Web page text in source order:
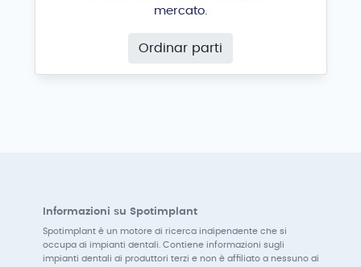
mercato.
Ordinar parti
Informazioni su Spotimplant
Spotimplant è un motore di ricerca indipendente che si
occupa di impianti dentali. Contiene informazioni sugli
impianti dentali di produttori terzi e non è affiliato a nessuno di